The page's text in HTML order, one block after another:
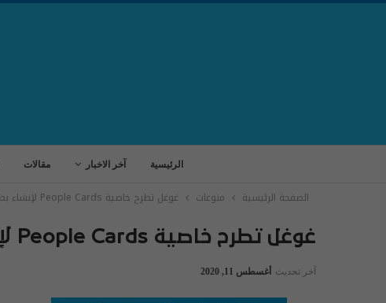
الرئيسية آخر الاخبار مقالات
الصفحة الرئيسية منوعات غوغل تطرح خاصية People Cards لإنشاء بطاقة تعريفية لنفسك
غوغل تطرح خاصية People Cards لإنشاء بطاقة تعريفية لنفسك
آخر تحديث أغسطس 11, 2020